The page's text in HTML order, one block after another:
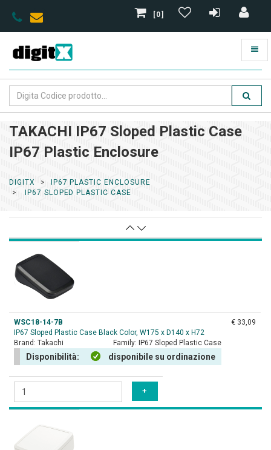
[0]
TAKACHI IP67 Sloped Plastic Case
IP67 Plastic Enclosure
DIGITX
IP67 PLASTIC ENCLOSURE
IP67 SLOPED PLASTIC CASE
WSC18-14-7B
IP67 Sloped Plastic Case Black Color, W175 x D140 x H72
Brand: Takachi Family: IP67 Sloped Plastic Case
Disponibilità: disponibile su ordinazione
€ 33,09